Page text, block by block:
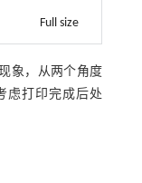
Full size
象，从两个角度
虑打印完成后处